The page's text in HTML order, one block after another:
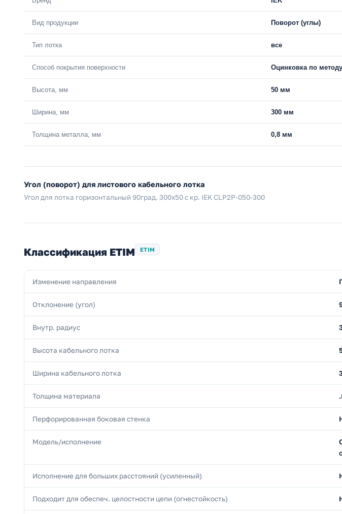
Вид продукции Поворот (углы)
Тип лотка все
Способ покрытия поверхности Оцинковка по
Высота, мм 50 мм
Ширина, мм 300 мм
Толщина металла, мм 0,8 мм
Угол (поворот) для листового кабельного лотка
Угол для лотка горизонтальный 90град. 300х50 с кр. IEK CLP2P-050-300
Классификация ETIM ETIM
Изменение направления
Отклонение (угол)
Внутр. радиус
Высота кабельного лотка
Ширина кабельного лотка
Толщина материала
Перфорированная боковая стенка
Модель/исполнение
Исполнение для больших расстояний (усиленный)
Подходит для обеспеч. целостности цепи (огнестойкость)